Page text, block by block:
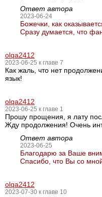
Ответ автора
2023-06-24
Божечки, как
Сразу думается, что
olqa2412
2023-06-25 к главе 7
Как жаль, что нет
язык!
olqa2412
2023-06-25 к главе 1
Прошу прощения, я лату
Жду продолжения! Очень
Ответ автора
2023-06-25
Благодарю за Ваше
Спасибо, что Вы со
olqa2412
2023-07-30 к главе 10